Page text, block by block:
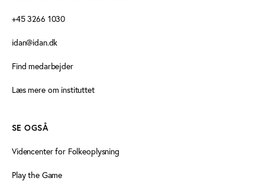
+45 3266 1030
idan@idan.dk
Find medarbejder
Læs mere om instituttet
SE OGSÅ
Videncenter for Folkeoplysning
Play the Game